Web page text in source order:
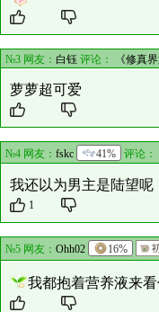
№3 网友： 白钰 评论： 《修真
萝萝超可爱
№4 网友： fskc 41% 评论：
我还以为男主是陆望呢
1
№5 网友： Ohh02 16%
我都抱着营养液来